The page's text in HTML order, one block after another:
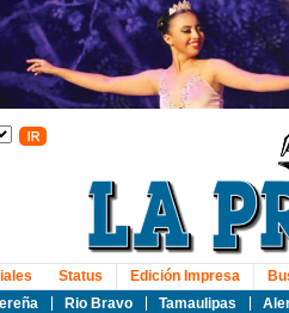
Rio Bravo Tamaulipas
Status Edición Impresa